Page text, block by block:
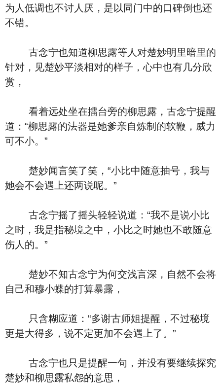
为人低调也不讨人厌，是以同门中的口碑倒也还
不错。
古念宁也知道柳思露等人对楚妙明里暗里的
针对，见楚妙平淡相对的样子，心中也有几分欣
赏，
看着远处坐在擂台旁的柳思露，古念宁提醒
道：“柳思露的法器是她爹亲自炼制的软鞭，威力
可不小。”
楚妙闻言笑了笑，“小比中随意抽号，我与
她会不会遇上还两说呢。”
古念宁摇了摇头轻轻说道：“我不是说小比
之时，我是指秘境之中，小比之时她也不敢随意
伤人的。”
楚妙不知古念宁为何交浅言深，自然不会将
自己和穆小蝶的打算暴露，
只含糊应道：“多谢古师姐提醒，不过秘境
更是大得多，说不定更加不会遇上了。”
古念宁也只是提醒一句，并没有要继续探究
楚妙和柳思露私怨的意思，